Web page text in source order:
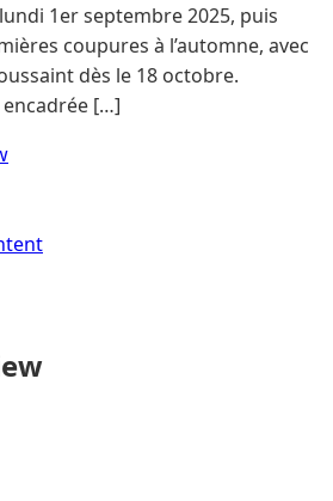
1er septembre 2025, puis
coupures à l’automne, avec
dès le 18 octobre.
[…]